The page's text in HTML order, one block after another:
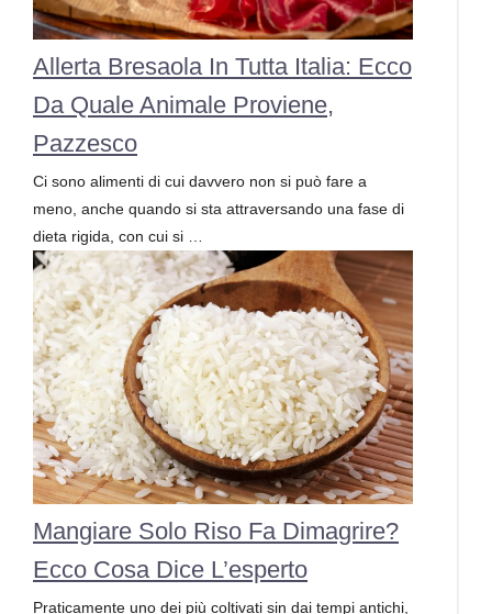
Allerta Bresaola In Tutta Italia: Ecco
Da Quale Animale Proviene,
Pazzesco
Ci sono alimenti di cui davvero non si può fare a
meno, anche quando si sta attraversando una fase di
dieta rigida, con cui si …
Mangiare Solo Riso Fa Dimagrire?
Ecco Cosa Dice L’esperto
Praticamente uno dei più coltivati sin dai tempi antichi,